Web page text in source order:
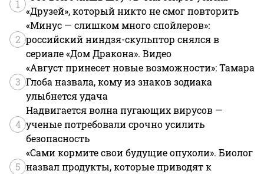
1
«Друзей», который никто не смог повторить
2
«Минус — слишком много спойлеров»:
российский ниндзя-скульптор снялся в
сериале «Дом Дракона». Видео
3
«Август принесет новые возможности»: Тамара
Глоба назвала, кому из знаков зодиака
улыбнется удача
4
Надвигается волна пугающих вирусов —
ученые потребовали срочно усилить
безопасность
5
«Сами кормите свои будущие опухоли». Биолог
назвал продукты, которые приводят к